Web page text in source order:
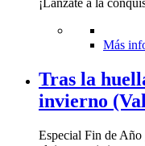
Más
Tras la
invierno
Especial Fin de Año